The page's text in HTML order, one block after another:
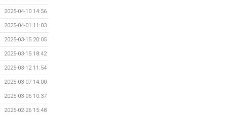
2025-04-10 14:56
2025-04-01 11:03
2025-03-15 20:05
2025-03-15 18:42
2025-03-12 11:54
2025-03-07 14:00
2025-03-06 10:37
2025-02-26 15:48